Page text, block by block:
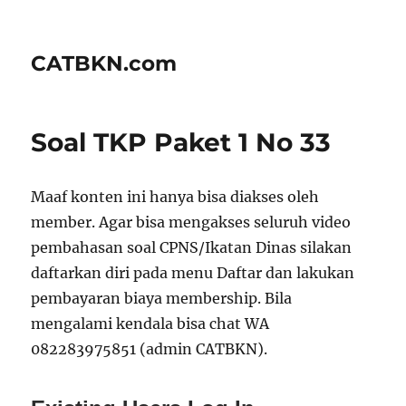
CATBKN.com
Soal TKP Paket 1 No 33
Maaf konten ini hanya bisa diakses oleh
member. Agar bisa mengakses seluruh video
pembahasan soal CPNS/Ikatan Dinas silakan
daftarkan diri pada menu Daftar dan lakukan
pembayaran biaya membership. Bila
mengalami kendala bisa chat WA
082283975851 (admin CATBKN).